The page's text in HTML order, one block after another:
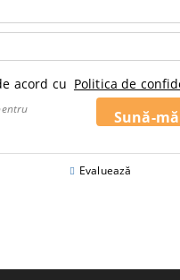
acord cu Politica de
Evaluează